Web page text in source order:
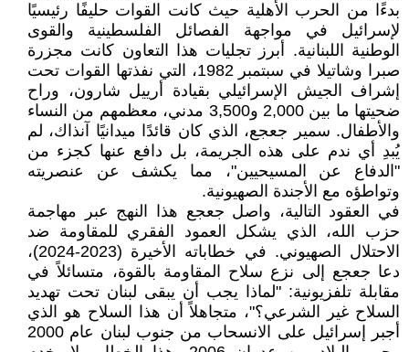
بدءًا من الحرب الأهلية حيث كانت القوات حليفًا رئيسيًا
لإسرائيل في مواجهة الفصائل الفلسطينية والقوى
الوطنية اللبنانية. أبرز تجليات هذا التعاون كانت مجزرة
صبرا وشاتيلا في سبتمبر 1982، التي نفذتها القوات تحت
إشراف الجيش الإسرائيلي بقيادة أرييل شارون، وراح
ضحيتها ما بين 2,000 و3,500 مدني، معظمهم من النساء
والأطفال. سمير جعجع، الذي كان قائدًا ميدانيًا آنذاك، لم
يُبدِ أي ندم على هذه الجريمة، بل دافع عنها كجزء من
"الدفاع عن المسيحيين"، مما يكشف عن عنصريته
وتواطؤه مع الأجندة الصهيونية.
في العقود التالية، واصل جعجع هذا النهج عبر مهاجمة
حزب الله، الذي يشكل العمود الفقري للمقاومة ضد
الاحتلال الصهيوني. في خطاباته الأخيرة (2023-2024)،
دعا جعجع إلى نزع سلاح المقاومة بالقوة، متسائلاً في
مقابلة تلفزيونية: "لماذا يجب أن يبقى لبنان تحت تهديد
السلاح غير الشرعي؟"، متجاهلاً أن هذا السلاح هو الذي
أجبر إسرائيل على الانسحاب من جنوب لبنان عام 2000